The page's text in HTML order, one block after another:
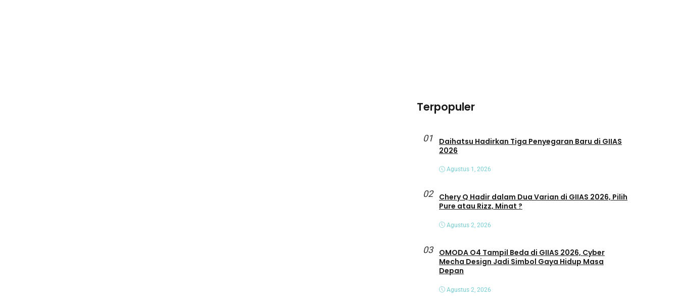
Terpopuler
01
Daihatsu Hadirkan Tiga Penyegaran Baru di GIIAS
2026
Agustus 1, 2026
02
Chery Q Hadir dalam Dua Varian di GIIAS 2026, Pilih
Pure atau Rizz, Minat ?
Agustus 2, 2026
03
OMODA O4 Tampil Beda di GIIAS 2026, Cyber
Mecha Design Jadi Simbol Gaya Hidup Masa
Depan
Agustus 2, 2026